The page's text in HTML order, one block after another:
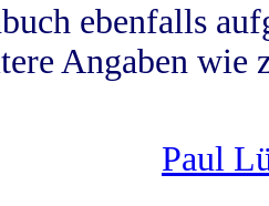
ebenfalls
Angaben wie
Paul